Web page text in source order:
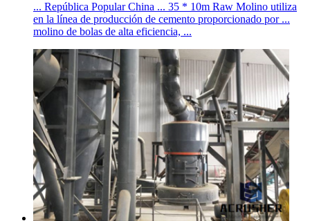
... República Popular China ... 35 * 10m Raw Molino utiliza
en la línea de producción de cemento proporcionado por ...
molino de bolas de alta eficiencia, ...